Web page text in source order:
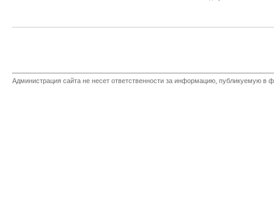
Администрация сайта не несет ответственности за информацию, публикуемую